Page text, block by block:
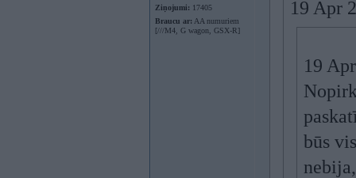
Ziņojumi: 17405
Braucu ar: AA numuriem
[///M4, G wagon, GSX-R]
19 Apr
19
būs